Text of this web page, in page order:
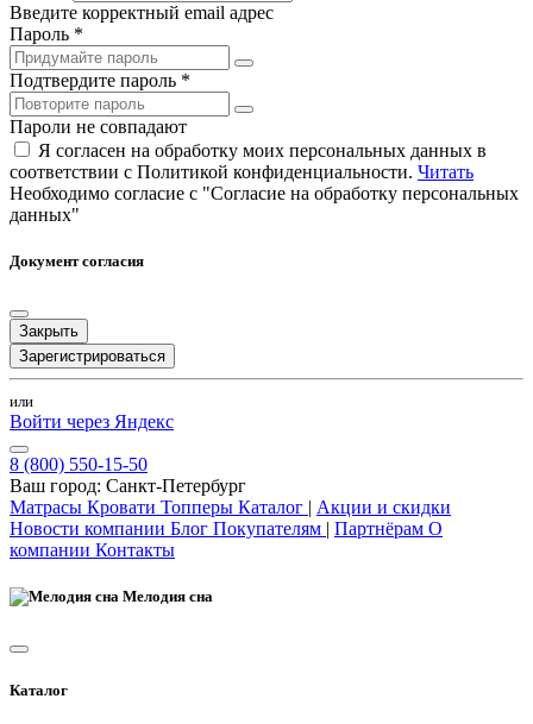
Введите корректный email адрес
Пароль *
Подтвердите пароль *
Пароли не совпадают
Я согласен на обработку моих персональных данных в
соответствии с Политикой конфиденциальности. Читать
Необходимо согласие с "Согласие на обработку персональных
данных"
Документ согласия
Закрыть
Зарегистрироваться
или
Войти через Яндекс
8 (800) 550-15-50
Ваш город: Санкт-Петербург
Матрасы Кровати Топперы Каталог | Акции и скидки
Новости компании Блог Покупателям | Партнёрам О
компании Контакты
Мелодия сна
Каталог